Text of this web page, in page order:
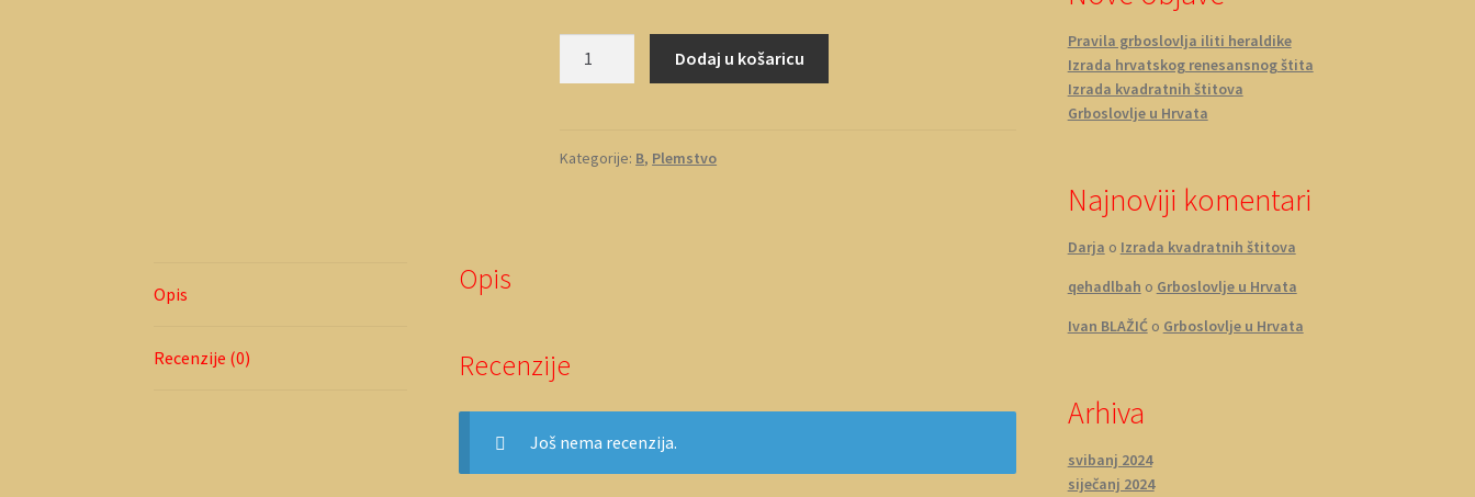
Dodaj u košaricu
Kategorije: B, Plemstvo
Opis
Recenzije (0)
Opis
Recenzije
Još nema recenzija.
Pravila grboslovlja iliti heraldike
Izrada hrvatskog renesansnog štita
Izrada kvadratnih štitova
Grboslovlje u Hrvata
Najnoviji komentari
Darja o Izrada kvadratnih štitova
qehadlbah o Grboslovlje u Hrvata
Ivan BLAŽIĆo Grboslovlje u Hrvata
Arhiva
svibanj 2024
siječanj 2024